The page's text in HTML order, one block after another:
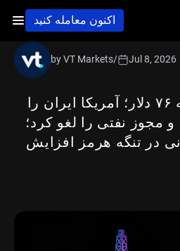
اکنون معامله کنید
نفت برنت در آستانه ۷۶ دلار؛ آمریکا ایران را
مجوز نفتی را لغو کرد؛
در تنگه هرمز افزایش
by VT Markets/ Jul 8, 2026